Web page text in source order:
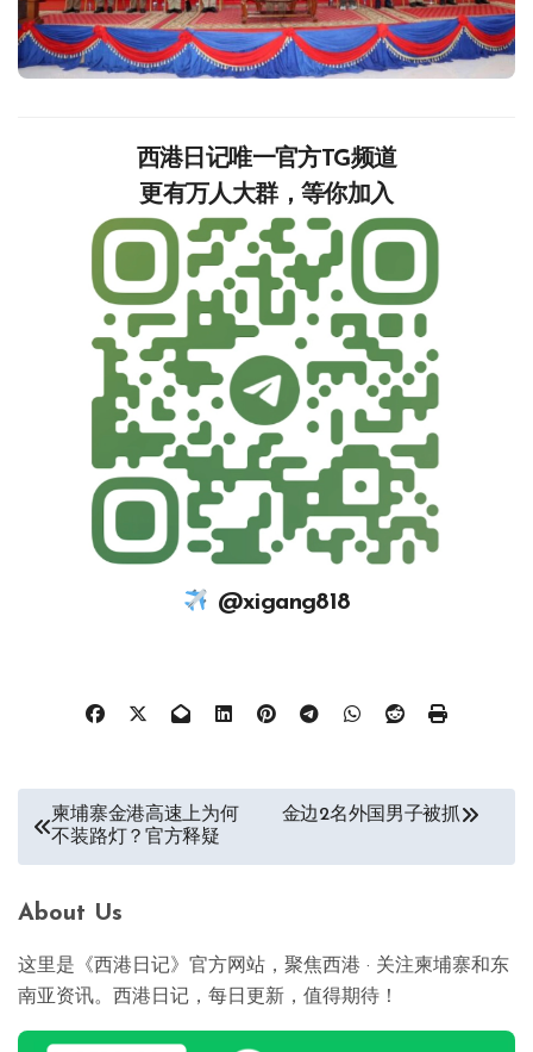
西港日记唯一官方TG频道
更有万人大群，等你加入‍‍‍‍‍‍‍‍‍‍‍‍‍
@xigang818
柬埔寨金港高速上为何
不装路灯？官方释疑
金边2名外国男子被抓
About Us
这里是《西港日记》官方网站，聚焦西港 · 关注柬埔寨和东
南亚资讯。西港日记，每日更新，值得期待！